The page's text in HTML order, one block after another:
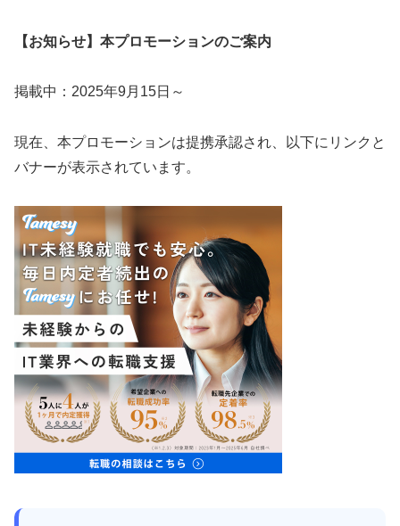
【お知らせ】本プロモーションのご案内
掲載中：2025年9月15日～
現在、本プロモーションは提携承認され、以下にリンクと
バナーが表示されています。